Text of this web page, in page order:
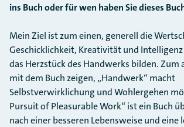
ins Buch oder für wen haben Sie dieses
Mein Ziel ist zum einen, generell die
Geschicklichkeit, Kreativität und
das Herzstück des Handwerks bilden. Zum
mit dem Buch zeigen, „Handwerk“ macht
Selbstverwirklichung und Wohlergehen
Pursuit of Pleasurable Work“ ist ein Buch
nach einer besseren Lebensweise und